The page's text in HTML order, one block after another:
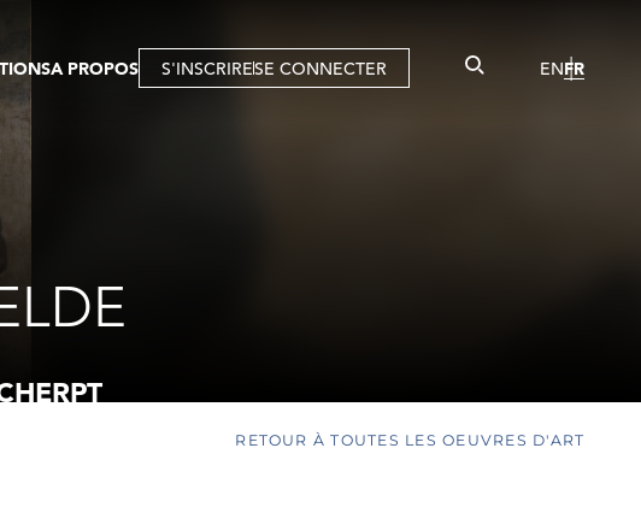
A PROPOS S'INSCRIRESE CONNECTER ENFR
RETOUR À TOUTES LES OEUVRES D'ART